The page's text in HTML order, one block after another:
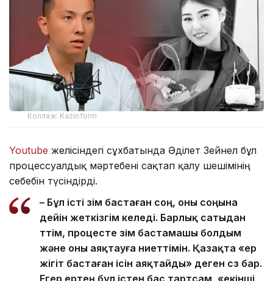
Коллаж: Kazinform
Youtube желісіндегі сұхбатында Әділет Зейнел бұл
процессуалдық мәртебені сақтап қалу шешімінің
себебін түсіндірді.
– Бұл істі өзім бастаған соң, оны соңына
дейін жеткізгім келеді. Барлық сатыдан
өттім, процесте өзім бастамашы болдым
және оны аяқтауға ниеттімін. Қазақта «ер
жігіт бастаған ісін аяқтайды» деген сөз бар.